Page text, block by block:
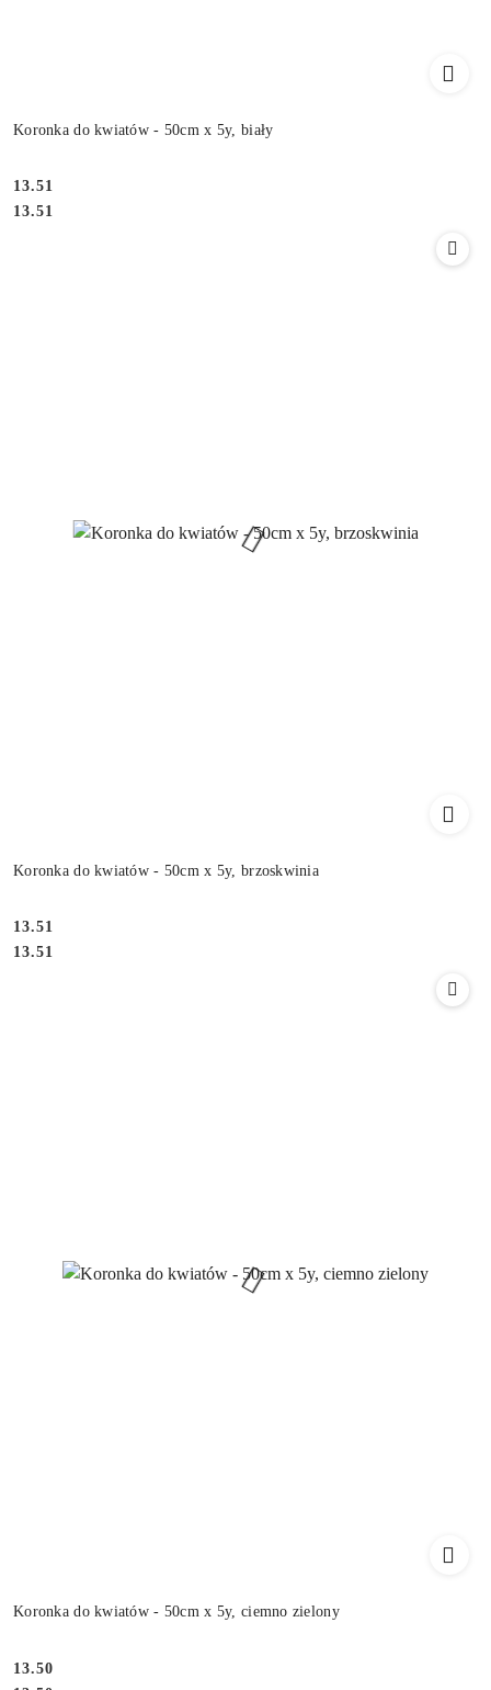
Koronka do kwiatów - 50cm x 5y, biały
Cena:
13.51
Cena:
13.51
Koronka do kwiatów - 50cm x 5y, brzoskwinia
Cena:
13.51
Cena:
13.51
Koronka do kwiatów - 50cm x 5y, ciemno zielony
13.50